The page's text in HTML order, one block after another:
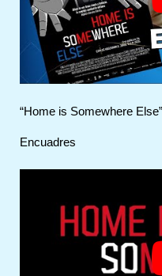
“Home is Somewhere
Encuadres